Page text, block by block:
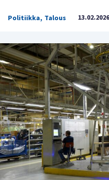
Politiikka, Talous 13.02.2026